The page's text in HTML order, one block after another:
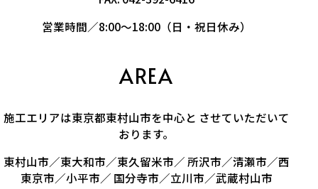
営業時間／8:00～18:00（日・祝日休み）
AREA
施工エリアは東京都東村山市を中心と させていただいて
おります。
東村山市／東大和市／東久留米市／ 所沢市／清瀬市／西
東京市／小平市／ 国分寺市／立川市／武蔵村山市